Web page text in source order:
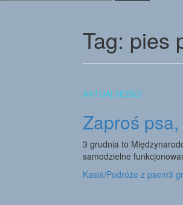
Tag: pies
AKTUALNOŚCI
Zaproś
3 grudnia to
samodzielne
Kasia/Podróże z psem3